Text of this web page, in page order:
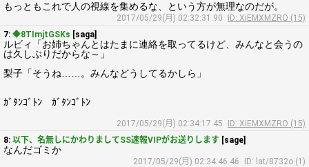
もっともこれで人の視線を集めるな、という方が無理なのだが。
2017/05/29(月) 02:32:31.90
ID: XiEMXMZRO (15)
7: ◆8TImjtGSKs [saga]
ルビィ「お姉ちゃんとはたまに連絡を取ってるけど、みんなと会うの
は久しぶりだからな～」
梨子「そうね……。みんなどうしてるかしら」
ｶﾞﾀﾝｺﾞﾄﾝ ｶﾞﾀﾝｺﾞﾄﾝ
2017/05/29(月) 02:34:17.45
ID: XiEMXMZRO (15)
8: 以下、名無しにかわりましてSS速報VIPがお送りします [sage]
なんだゴミか
2017/05/29(月) 02:34:46.46
ID: lat/8732o (1)